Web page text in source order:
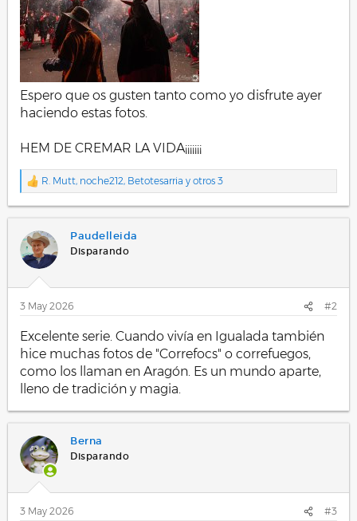
Espero que os gusten tanto como yo disfrute ayer
haciendo estas fotos.
HEM DE CREMAR LA VIDA¡¡¡¡¡¡¡
R
a
c
i
o
e
s
:
R. Mutt, noche212, Betotesarria y otros 3
Paudelleida
Disparando
3 May 2026 #2
Excelente serie. Cuando vivía en Igualada también
hice muchas fotos de "Correfocs" o correfuegos,
como los llaman en Aragón. Es un mundo aparte,
lleno de tradición y magia.
Berna
Disparando
3 May 2026 #3